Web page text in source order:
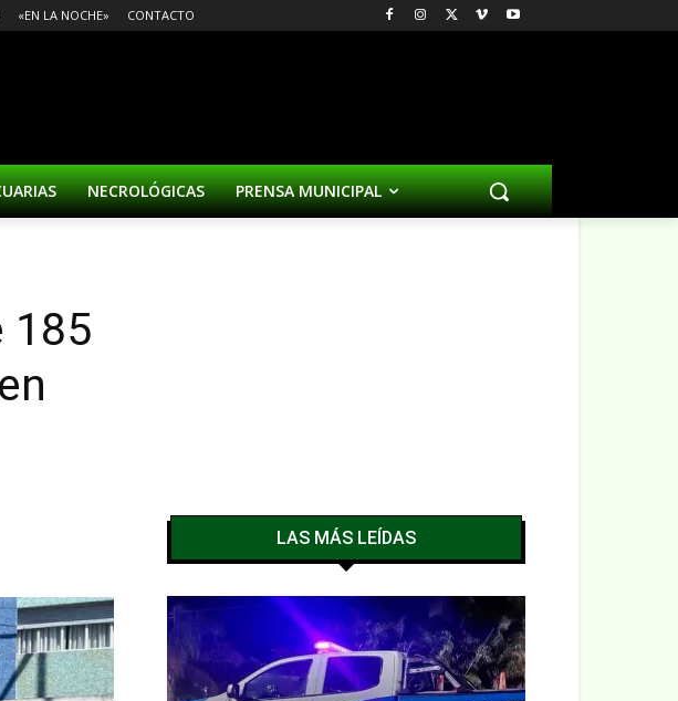
«EN LA NOCHE» CONTACTO
NECROLÓGICAS PRENSA MUNICIPAL
185
LAS MÁS LEÍDAS